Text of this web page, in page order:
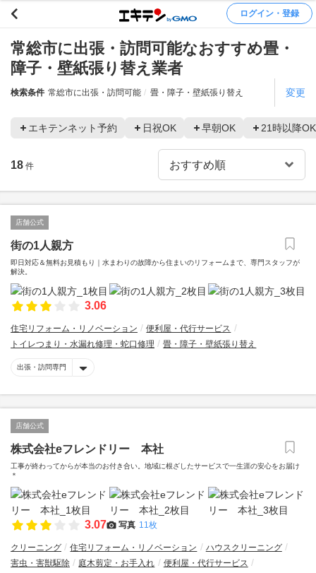
ログイン・登録
常総市に出張・訪問可能なおすすめ畳・
障子・壁紙張り替え業者
検索条件 常総市に出張・訪問可能 畳・障子・壁紙張り替え 変更
エキテンネット予約 日祝OK 早朝OK 21時以降OK
18 件
店舗公式
街の1人親方
即日対応＆無料お見積もり｜水まわりの故障から住まいのリフォームまで、専門スタッフが
解決。
3.06
住宅リフォーム・リノベーション
便利屋・代行サービス
トイレつまり・水漏れ修理・蛇口修理
畳・障子・壁紙張り替え
出張・訪問専門
店舗公式
株式会社eフレンドリー 本社
工事が終わってからが本当のお付き合い。地域に根ざしたサービスで一生涯の安心をお届け
＊
3.07 写真 11枚
クリーニング 住宅リフォーム・リノベーション
ハウスクリーニング
害虫・害獣駆除
庭木剪定・お手入れ
便利屋・代行サービス